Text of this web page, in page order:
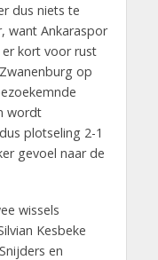
dus niets te
want Ankaraspor
kort voor rust
op
wordt
plotseling 2-1
gevoel naar de
wissels
Kesbeke
en